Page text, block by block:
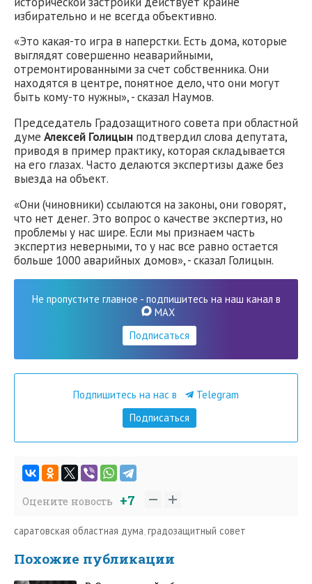
избирательно и не всегда объективно.
«Это какая-то игра в наперстки. Есть дома, которые
выглядят совершенно неаварийными,
отремонтированными за счет собственника. Они
находятся в центре, понятное дело, что они могут
быть кому-то нужны», - сказал Наумов.
Председатель Градозащитного совета при областной
думе Алексей Голицын подтвердил слова депутата,
приводя в пример практику, которая складывается
на его глазах. Часто делаются экспертизы даже без
выезда на объект.
«Они (чиновники) ссылаются на законы, они говорят,
что нет денег. Это вопрос о качестве экспертиз, но
проблемы у нас шире. Если мы признаем часть
экспертиз неверными, то у нас все равно остается
больше 1000 аварийных домов», - сказал Голицын.
Не пропустите главное - подпишитесь на наш канал в
MAX
Подписаться
Подпишитесь на нас в
Telegram
Подписаться
Оцените новость +7
саратовская областная дума,градозащитный совет
Похожие публикации